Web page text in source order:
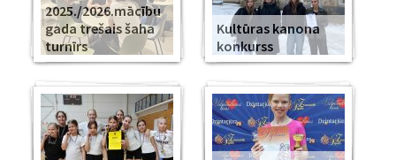
2025./2026.mācību
gada trešais šaha
turnīrs
Kultūras kanona
konkurss